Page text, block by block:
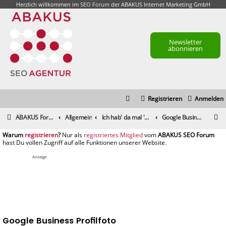
Herzlich willkommen im SEO Forumder ABAKUS Internet Marketing GmbH
Newsletter
abonnieren
Anmelden
Registrieren
ABAKUS Foren-Übersicht Allgemein Ich hab' da mal 'ne Frage Google Business Profilfoto
registrieren registriertes Mitglied
Anzeige
Google Business Profilfoto